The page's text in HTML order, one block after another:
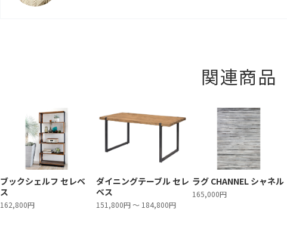
関連商品
ブックシェルフ セレベ
ス
162,800円
ダイニングテーブル セレ
ベス
151,800円 ～ 184,800円
ラグ CHANNEL シャネル
165,000円